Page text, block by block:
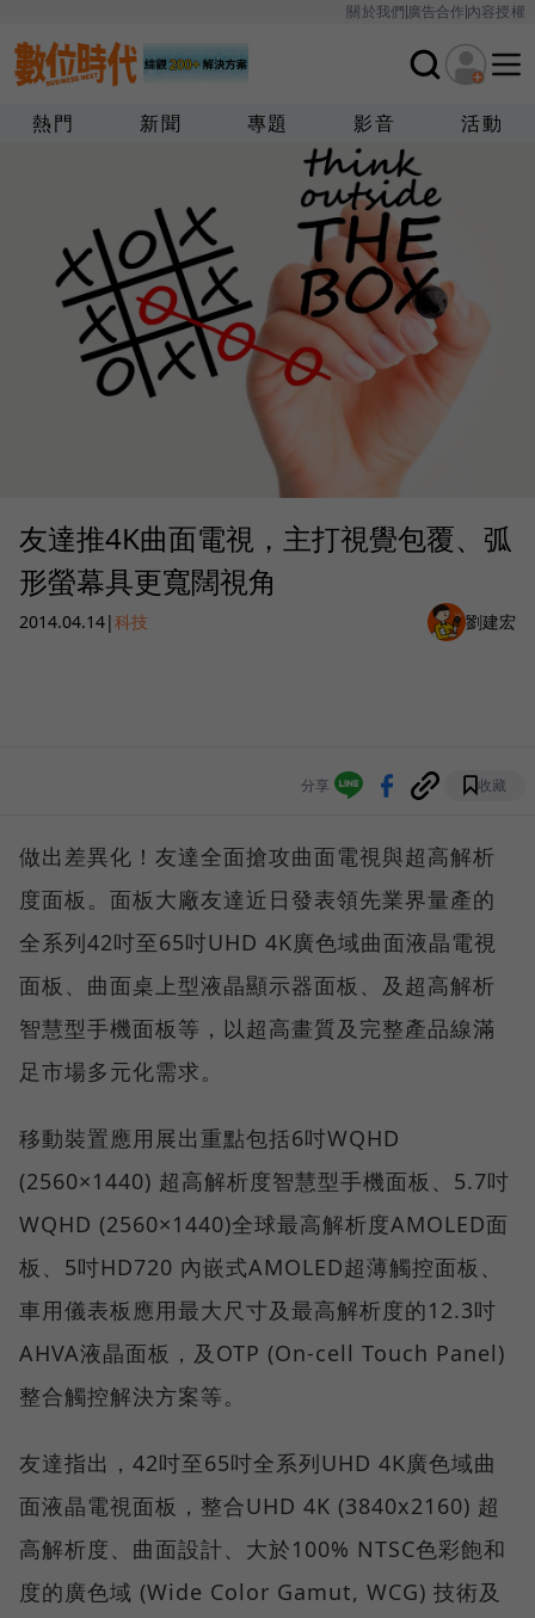
關於我們廣告合作內容授權
熱門 新聞 專題 影音 活動
友達推4K曲面電視，主打視覺包覆、弧
形螢幕具更寬闊視角
2014.04.14|科技 劉建宏
分享 收藏
做出差異化！友達全面搶攻曲面電視與超高解析
度面板。面板大廠友達近日發表領先業界量產的
全系列42吋至65吋UHD 4K廣色域曲面液晶電視
面板、曲面桌上型液晶顯示器面板、及超高解析
智慧型手機面板等，以超高畫質及完整產品線滿
足市場多元化需求。
移動裝置應用展出重點包括6吋WQHD
(2560×1440) 超高解析度智慧型手機面板、5.7吋
WQHD (2560×1440)全球最高解析度AMOLED面
板、5吋HD720 內嵌式AMOLED超薄觸控面板、
車用儀表板應用最大尺寸及最高解析度的12.3吋
AHVA液晶面板，及OTP (On-cell Touch Panel)
整合觸控解決方案等。
友達指出，42吋至65吋全系列UHD 4K廣色域曲
面液晶電視面板，整合UHD 4K (3840x2160) 超
高解析度、曲面設計、大於100% NTSC色彩飽和
度的廣色域 (Wide Color Gamut, WCG) 技術及